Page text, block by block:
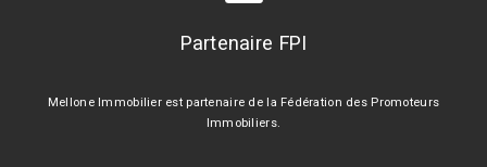
Partenaire FPI
Mellone Immobilier est partenaire de la Fédération des Promoteurs
Immobiliers.